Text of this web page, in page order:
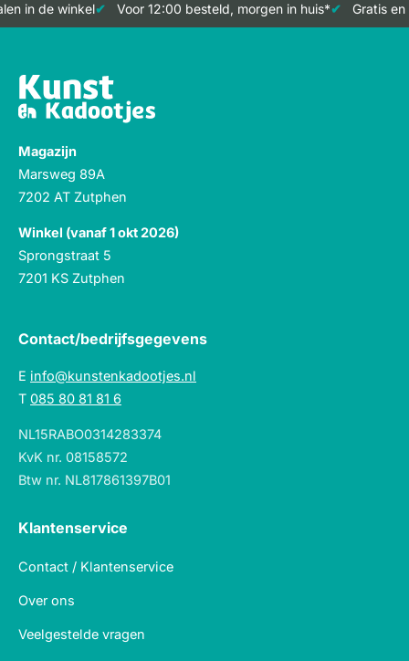
in de winkel Voor 12:00 besteld, morgen in huis* Gratis en
Magazijn
Marsweg 89A
7202 AT Zutphen
Winkel (vanaf 1 okt 2026)
Sprongstraat 5
7201 KS Zutphen
Contact/bedrijfsgegevens
E info@kunstenkadootjes.nl
T 085 80 81 81 6
NL15RABO0314283374
KvK nr. 08158572
Btw nr. NL817861397B01
Klantenservice
Contact / Klantenservice
Over ons
Veelgestelde vragen